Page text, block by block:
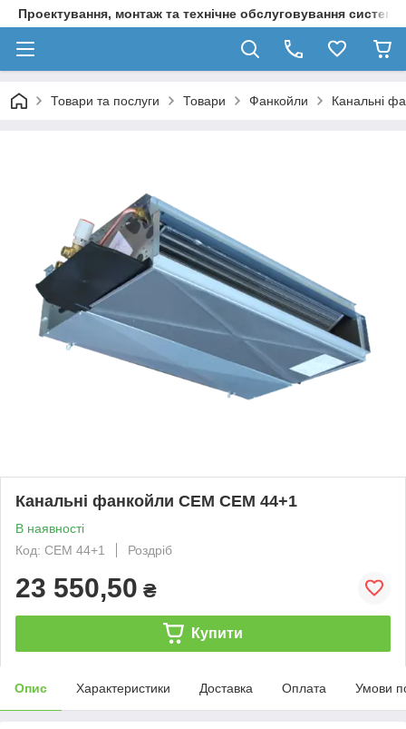
Проектування, монтаж та технічне обслуговування систем
Товари та послуги Товари Фанкойли Канальні
Канальні фанкойли CEM CEM 44+1
В наявності
Код: CEM 44+1
Роздріб
23 550,50 ₴
Купити
Опис Характеристики Доставка Оплата Умови